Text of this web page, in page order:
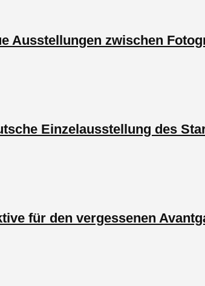
Ausstellungen zwischen
Einzelausstellung des
für den vergessenen